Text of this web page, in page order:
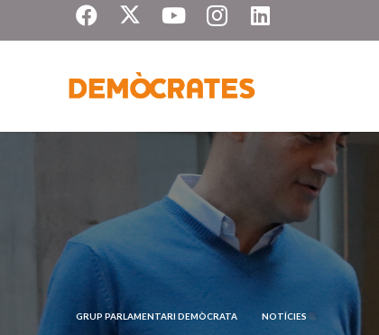
GRUP PARLAMENTARI DEMÒCRATA NOTÍCIES